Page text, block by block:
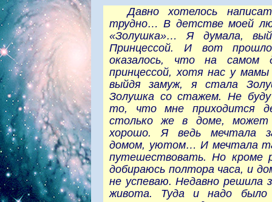
Давно хотелось
трудно… В детстве моей
«Золушка»… Я думала,
Принцессой. И вот
оказалось, что на
принцессой, хотя нас у
выйдя замуж, я стала
Золушка со стажем. Не буду
то, что мне приходится
столько же в доме,
хорошо. Я ведь мечтала
домом, уютом… И мечтала
путешествовать. Но кроме
добираюсь полтора часа, и
не успеваю. Недавно решила
живота. Туда и надо